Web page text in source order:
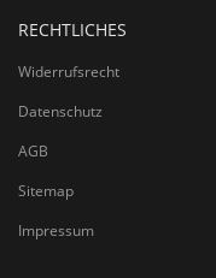
RECHTLICHES
Widerrufsrecht
Datenschutz
AGB
Sitemap
Impressum